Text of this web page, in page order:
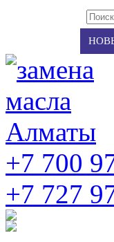
+7 700
‭+7 727